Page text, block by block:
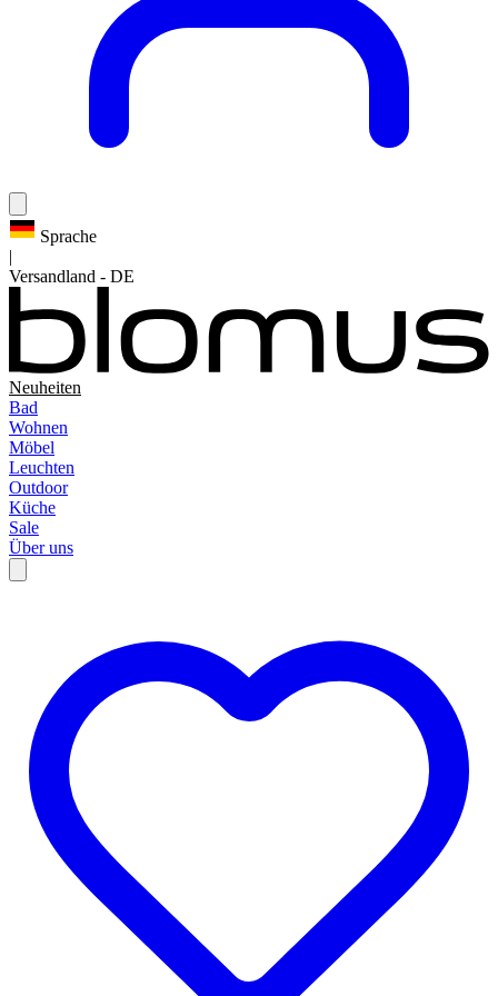
Sprache
|
Versandland - DE
Neuheiten
Bad
Wohnen
Möbel
Leuchten
Outdoor
Küche
Sale
Über uns